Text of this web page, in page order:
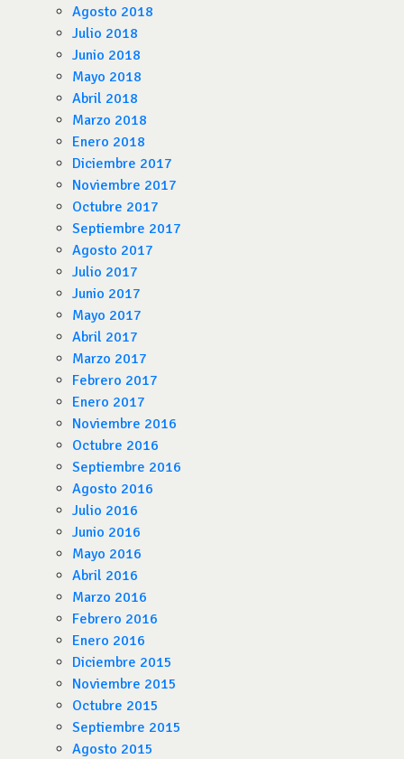
Agosto 2018
Julio 2018
Junio 2018
Mayo 2018
Abril 2018
Marzo 2018
Enero 2018
Diciembre 2017
Noviembre 2017
Octubre 2017
Septiembre 2017
Agosto 2017
Julio 2017
Junio 2017
Mayo 2017
Abril 2017
Marzo 2017
Febrero 2017
Enero 2017
Noviembre 2016
Octubre 2016
Septiembre 2016
Agosto 2016
Julio 2016
Junio 2016
Mayo 2016
Abril 2016
Marzo 2016
Febrero 2016
Enero 2016
Diciembre 2015
Noviembre 2015
Octubre 2015
Septiembre 2015
Agosto 2015